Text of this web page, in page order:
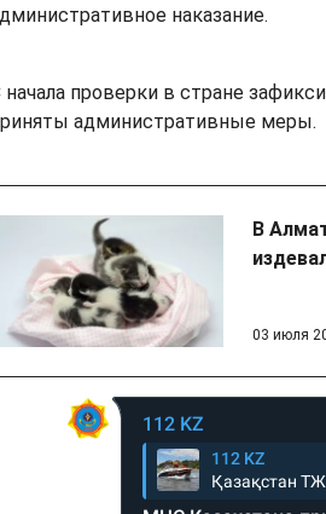
наказание.
начала проверки в стране
административные меры.
В
03 июля